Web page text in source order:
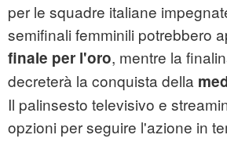
per le squadre italiane
semifinali femminili potrebbero
finale per l'oro, mentre la
decreterà la conquista della
Il palinsesto televisivo e
opzioni per seguire l'azione in